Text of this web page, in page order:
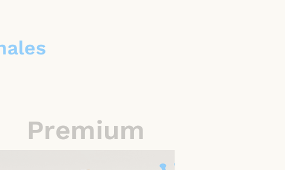
Premium